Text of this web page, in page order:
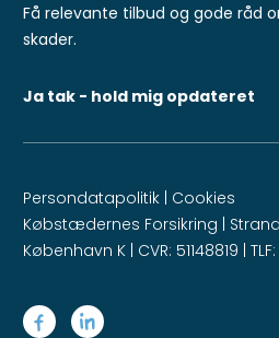
Få relevante tilbud og gode råd
skader.
Ja tak - hold mig opdateret
Persondatapolitik Cookies
Købstædernes Forsikring |
København K | CVR: 51148819 |